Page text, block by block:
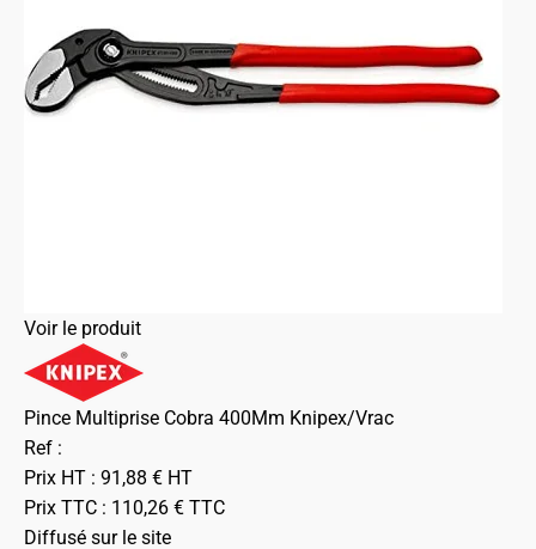
Voir le produit
Pince Multiprise Cobra 400Mm Knipex/Vrac
Ref :
Prix HT : 91,88 € HT
Prix TTC : 110,26 € TTC
Diffusé sur le site